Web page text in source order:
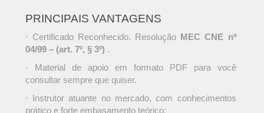
PRINCIPAIS VANTAGENS
· Certificado Reconhecido. Resolução MEC CNE nº
04/99 – (art. 7º, § 3º) .
· Material de apoio em formato PDF para você
consultar sempre que quiser.
· Instrutor atuante no mercado, com conhecimentos
prático e forte embasamento teórico;